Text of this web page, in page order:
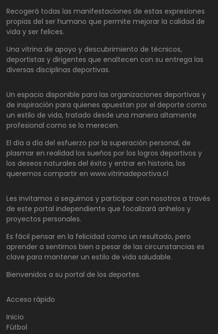
Recogerá todas las manifestaciones de estas expresiones
propias del ser humano que permite mejorar la calidad de
vida y ser felices.
Una vitrina de apoyo y descubrimiento de técnicos,
deportistas y dirigentes que enaltecen con su entrega las
diversas disciplinas deportivas.
Un espacio disponible para las organizaciones deportivas y
de inspiración para quienes apuestan por el deporte como
un estilo de vida, tratado desde una manera altamente
profesional como se lo merecen.
El día a día del esfuerzo por la superación personal, de
plasmar en realidad los sueños por los logros deportivos y
los deseos naturales del éxito y entrar en historia, los
queremos compartir en www.vitrinadeportiva.cl
Les invitamos a seguirnos y participar con nosotros a través
de este portal independiente que focalizará anhelos y
proyectos personales.
Es fácil pensar en la felicidad como un resultado, pero
aprender a sentirnos bien a pesar de las circunstancias es
clave para mantener un estilo de vida saludable.
Bienvenidos a su portal de los deportes.
Acceso rápido
Inicio
Fútbol